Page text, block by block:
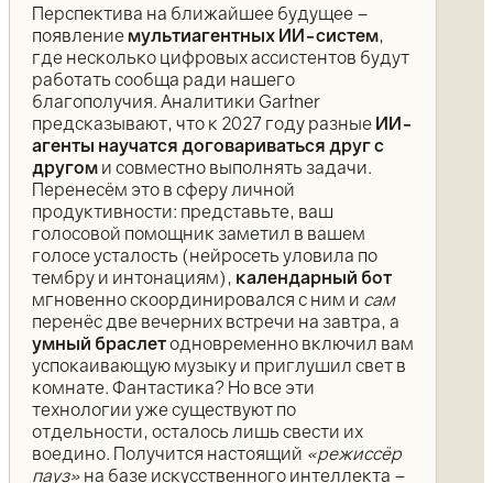
Перспектива на ближайшее будущее –
появлениемультиагентных ИИ-систем,
где несколько цифровых ассистентов будут
работать сообща ради нашего
благополучия. Аналитики Gartner
предсказывают, что к 2027 году разные ИИ-
агенты научатся договариваться друг с
другом и совместно выполнять задачи.
Перенесём это в сферу личной
продуктивности: представьте, ваш
голосовой помощник заметил в вашем
голосе усталость (нейросеть уловила по
тембру и интонациям), календарный бот
мгновенно скоординировался с ним и сам
перенёс две вечерних встречи на завтра, а
умный браслетодновременно включил вам
успокаивающую музыку и приглушил свет в
комнате. Фантастика? Но все эти
технологии уже существуют по
отдельности, осталось лишь свести их
воедино. Получится настоящий «режиссёр
пауз» на базе искусственного интеллекта –